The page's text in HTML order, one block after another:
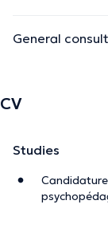
reconnues et la
General
CV
Studies